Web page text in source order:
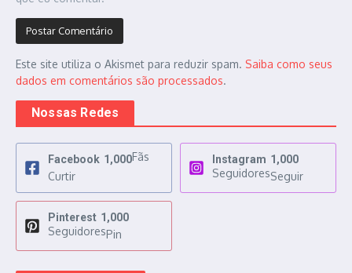
Este site utiliza o Akismet para reduzir spam. Saiba como seus
dados em comentários são processados.
Nossas Redes
Facebook 1,000Fãs
Curtir
Instagram 1,000
SeguidoresSeguir
Pinterest 1,000
SeguidoresPin